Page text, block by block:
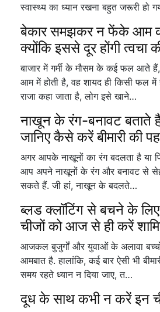
स्वास्थ्य का ध्यान रखना बहुत जरूरी हो
बेकार समझकर न फेंके आम
क्योंकि इससे दूर होंगी त्वचा
बाजार में गर्मी के मौसम के कई फल आते
आम में होती है, वह शायद ही किसी फल
राजा कहा जाता है, लोग इसे खाने…
नाखून के रंग-बनावट बताते
जानिए कैसे करें बीमारी की
अगर आपके नाखूनों का रंग बदलता है या
आप अपने नाखूनों के रंग और बनावट से
सकते हैं. जी हां, नाखून के बदलते…
ब्लड क्लॉटिंग से बचने के
चीजों को आज से ही करें
आजकल बुजुर्गों और युवाओं के अलावा बच्चों
आमबात है. हालांकि, कई बार ऐसी भी
समय रहते ध्यान न दिया जाए, त…
दूध के साथ कभी न करें इन